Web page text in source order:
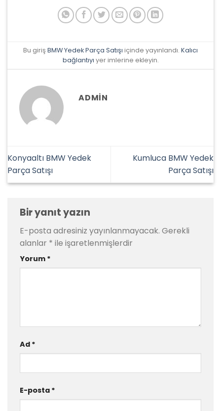
Bu giriş BMW Yedek Parça Satışı içinde yayınlandı. Kalıcı
bağlantıyı yer imlerine ekleyin.
ADMIN
Konyaaltı BMW Yedek
Parça Satışı
Kumluca BMW Yedek
Parça Satışı
Bir yanıt yazın
E-posta adresiniz yayınlanmayacak. Gerekli
alanlar * ile işaretlenmişlerdir
Yorum *
Ad *
E-posta *